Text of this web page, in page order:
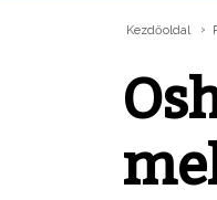
Kezdőoldal